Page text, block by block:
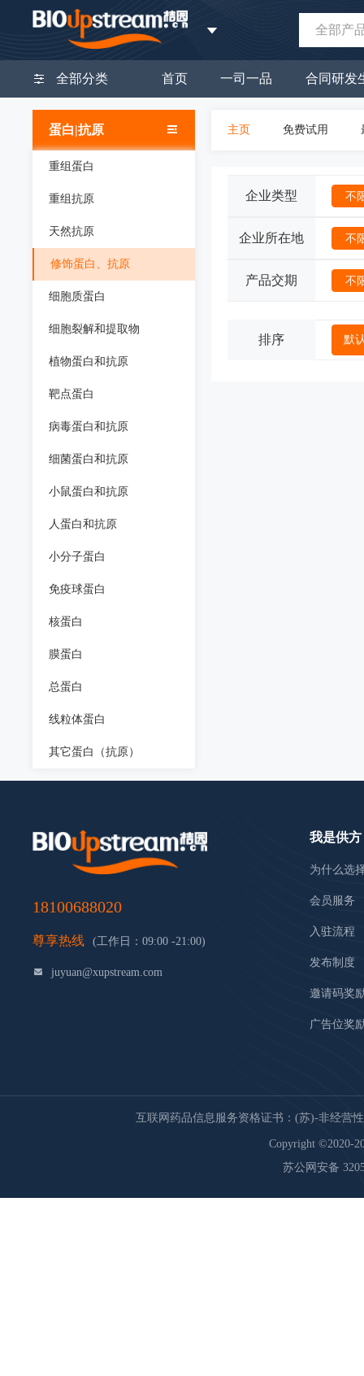
全部产
全部分类 首页 一司一品 合同研发
蛋白|抗原
重组蛋白
重组抗原
天然抗原
修饰蛋白、抗原
细胞质蛋白
细胞裂解和提取物
植物蛋白和抗原
靶点蛋白
病毒蛋白和抗原
细菌蛋白和抗原
小鼠蛋白和抗原
人蛋白和抗原
小分子蛋白
免疫球蛋白
核蛋白
膜蛋白
总蛋白
线粒体蛋白
其它蛋白（抗原）
主页 免费试用
企业类型 不
企业所在地 不
产品交期 不
排序 默
18100688020
尊享热线 (工作日：09:00 -21:00)
juyuan@xupstream.com
我是供方
为什么选
会员服务
入驻流程
发布制度
邀请码奖
广告位奖
互联网药品信息服务资格证书：(苏)-非经营性
Copyright ©2020-
苏公网安备